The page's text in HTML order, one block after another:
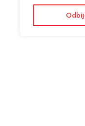
Odbij